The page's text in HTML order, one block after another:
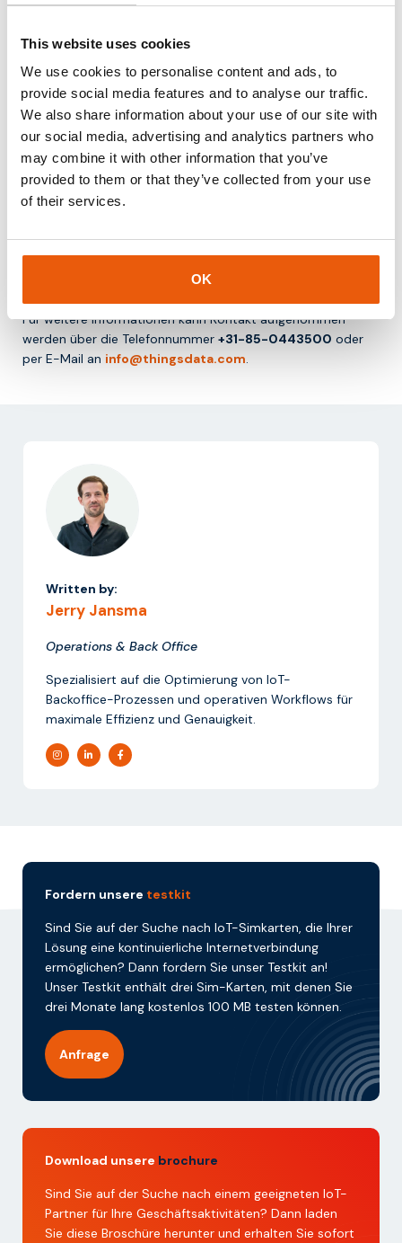
This website uses cookies
We use cookies to personalise content and ads, to
provide social media features and to analyse our traffic.
We also share information about your use of our site with
our social media, advertising and analytics partners who
may combine it with other information that you’ve
provided to them or that they’ve collected from your use
of their services.
OK
Wartungskosten senken.
Fazit
PSM ist eine energiesparende Technik, die es IoT-Geräten
ermöglicht, vollständig in den Schlafmodus zu wechseln, um
die Batterielaufzeit zu maximieren. Sie wird häufig in NB-IoT-
und LTE-M-Anwendungen eingesetzt.
Lebensdauer von Geräten zu verlängern.
Für weitere Informationen kann Kontakt aufgenommen
werden über die Telefonnummer +31-85-0443500 oder
per E-Mail an info@thingsdata.com.
Written by:
Jerry Jansma
Operations & Back Office
Spezialisiert auf die Optimierung von IoT-
Backoffice-Prozessen und operativen Workflows für
maximale Effizienz und Genauigkeit.
Fordern unsere testkit
Sind Sie auf der Suche nach IoT-Simkarten, die Ihrer
Lösung eine kontinuierliche Internetverbindung
ermöglichen? Dann fordern Sie unser Testkit an!
Unser Testkit enthält drei Sim-Karten, mit denen Sie
drei Monate lang kostenlos 100 MB testen können.
Anfrage
Download unsere brochure
Sind Sie auf der Suche nach einem geeigneten IoT-
Partner für Ihre Geschäftsaktivitäten? Dann laden
Sie diese Broschüre herunter und erhalten Sie sofort